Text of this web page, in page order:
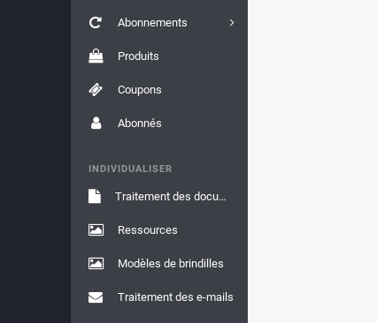
Abonnements
Produits
Coupons
Abonnés
INDIVIDUALISER
Traitement des documents
Ressources
Modèles de brindilles
Traitement des e-mails